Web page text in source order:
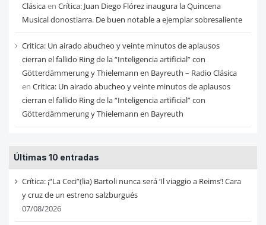
Clásicaen Crítica: Juan Diego Flórez inaugura la Quincena
Musical donostiarra. De buen notable a ejemplar sobresaliente
Critica: Un airado abucheo y veinte minutos de aplausos
cierran el fallido Ring de la “Inteligencia artificial” con
Götterdämmerung y Thielemann en Bayreuth – Radio Clásica
en Critica: Un airado abucheo y veinte minutos de aplausos
cierran el fallido Ring de la “Inteligencia artificial” con
Götterdämmerung y Thielemann en Bayreuth
Últimas 10 entradas
Crítica: ¡“La Ceci”(lia) Bartoli nunca será ‘Il viaggio a Reims’! Cara
y cruz de un estreno salzburgués
07/08/2026